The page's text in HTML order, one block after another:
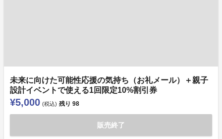
未来に向けた可能性応援の気持ち（お礼メール）＋親子
設計イベントで使える1回限定10%割引券
¥5,000 (税込) 残り 98
販売終了